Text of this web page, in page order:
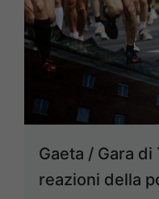
Gaeta / Gara
reazioni della